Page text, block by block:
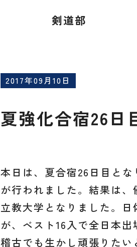
剣道部
2017年09月10日
夏強化合宿26日
本日は、夏合宿26日目と
が行われました。結果は、
立教大学となりました。
が、ベスト16入で全日本
稽古でも生かし頑張りた